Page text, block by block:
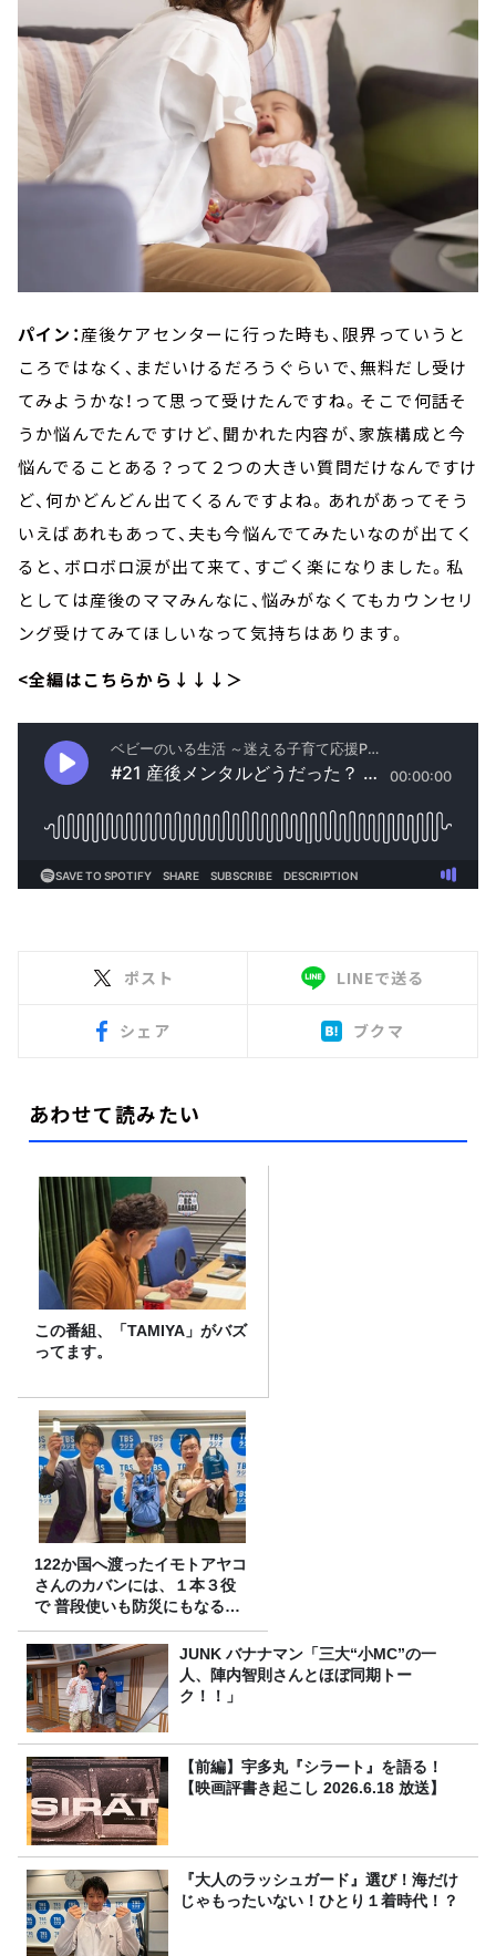
パイン：産後ケアセンターに行った時も、限界っていうと
ころではなく、まだいけるだろうぐらいで、無料だし受け
てみようかな！って思って受けたんですね。そこで何話そ
うか悩んでたんですけど、聞かれた内容が、家族構成と今
悩んでることある？って２つの大きい質問だけなんですけ
ど、何かどんどん出てくるんですよね。あれがあってそう
いえばあれもあって、夫も今悩んでてみたいなのが出てく
ると、ボロボロ涙が出て来て、すごく楽になりました。私
としては産後のママみんなに、悩みがなくてもカウンセリ
ング受けてみてほしいなって気持ちはあります。
<全編はこちらから↓↓↓＞
ポスト LINEで送る
シェア ブクマ
あわせて読みたい
この番組、「TAMIYA」がバズ
ってます。
122か国へ渡ったイモトアヤコ
さんのカバンには、１本３役
で 普段使いも防災にもなる最
強の棒が入っていた！
JUNK バナナマン「三大“小MC”の一
人、陣内智則さんとほぼ同期トー
ク！！」
【前編】宇多丸『シラート』を語る！
【映画評書き起こし 2026.6.18 放送】
『大人のラッシュガード』選び！海だけ
じゃもったいない！ひとり１着時代！？